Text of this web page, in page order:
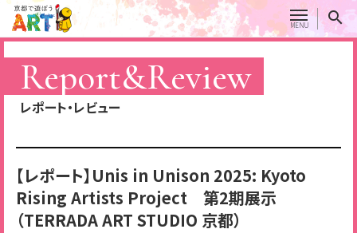
Report&Review
レポート・レビュー
【レポート】Unis in Unison 2025: Kyoto
Rising Artists Project 第2期展示
（TERRADA ART STUDIO 京都）